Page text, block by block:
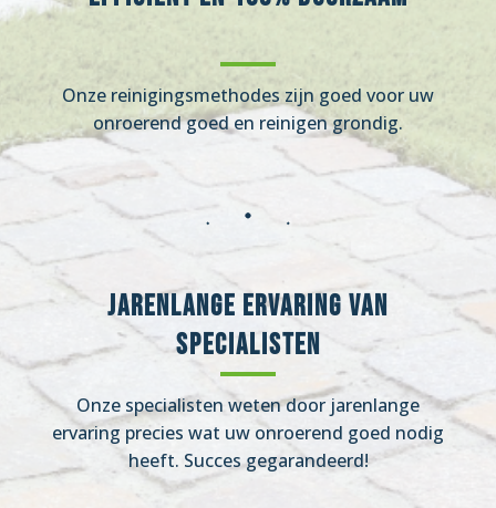
Onze reinigingsmethodes zijn goed voor uw
onroerend goed en reinigen grondig.
Jarenlange ervaring van
specialisten
Onze specialisten weten door jarenlange
ervaring precies wat uw onroerend goed nodig
heeft. Succes gegarandeerd!